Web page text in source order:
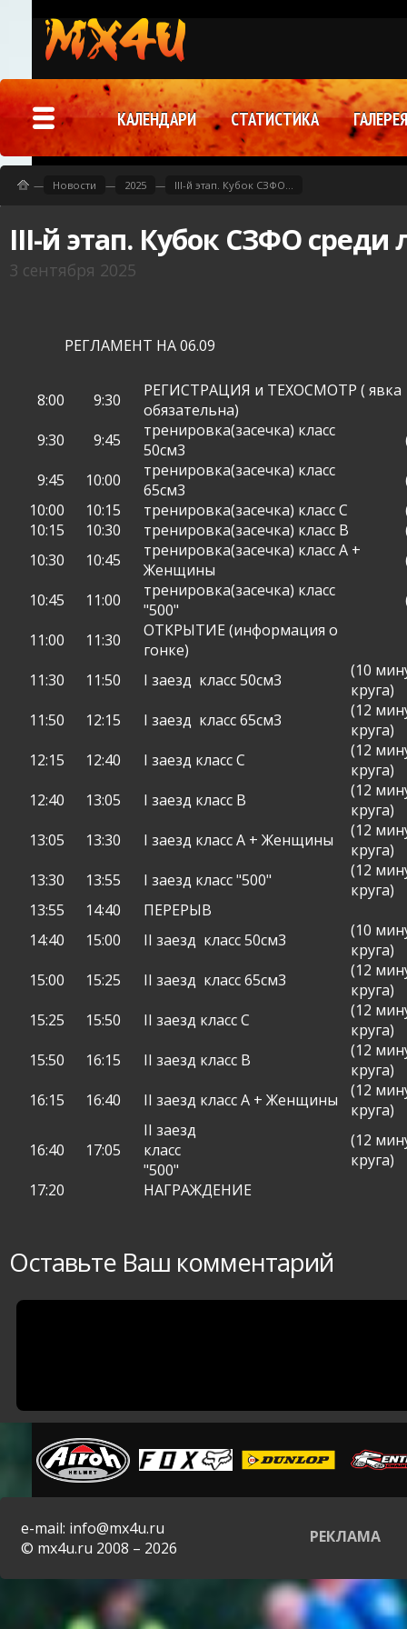
III-й этап. Кубок СЗФО среди
3 сентября 2025
РЕГЛАМЕНТ НА 06.09
8:00 9:30
РЕГИСТРАЦИЯ и ТЕХОСМОТР ( явка
обязательна)
9:30
9:45
тренировка(засечка) класс
50см3
9:45
10:00
тренировка(засечка) класс
65см3
10:00
10:15 тренировка(засечка) класс С
10:15
10:30 тренировка(засечка) класс В
10:30
10:45
тренировка(засечка) класс А +
Женщины
10:45
11:00
тренировка(засечка) класс
"500"
11:00
11:30 ОТКРЫТИЕ (информация о
гонке)
11:30
11:50 I заезд класс 50см3
(10
круга)
11:50
12:15 I заезд класс 65см3
(12
круга)
12:15
12:40 I заезд класс С
(12
круга)
12:40
13:05 I заезд класс В
(12
круга)
13:05
13:30 I заезд класс А + Женщины
(12
круга)
13:30
13:55 I заезд класс "500"
(12
круга)
13:55
14:40
ПЕРЕРЫВ
14:40
15:00 II заезд класс 50см3
(10
круга)
15:00
15:25 II заезд класс 65см3
(12
круга)
15:25
15:50 II заезд класс С
(12
круга)
15:50
16:15 II заезд класс В
(12
круга)
16:15
16:40 II заезд класс А + Женщины
(12
круга)
16:40
17:05
II заезд
класс
"500"
(12
круга)
17:20
НАГРАЖДЕНИЕ
Оставьте Ваш комментарий
— Новости — 2025 — III-й этап. Кубок СЗФО...
КАЛЕНДАРИ СТАТИСТИКА ГАЛЕРЕЯ
e-mail: info@mx4u.ru
© mx4u.ru 2008 – 2026
РЕКЛАМА